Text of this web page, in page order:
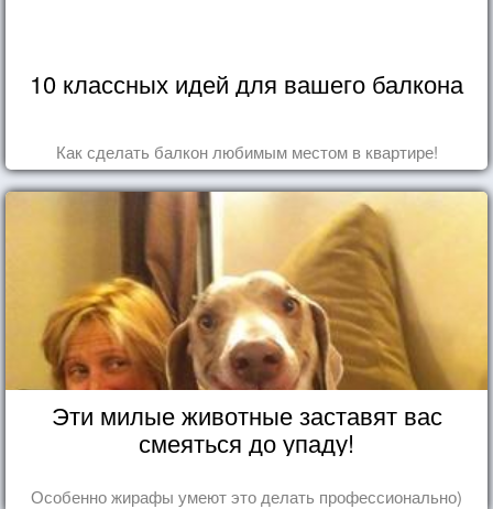
10 классных идей для вашего балкона
Как сделать балкон любимым местом в квартире!
Эти милые животные заставят вас
смеяться до упаду!
Особенно жирафы умеют это делать профессионально)